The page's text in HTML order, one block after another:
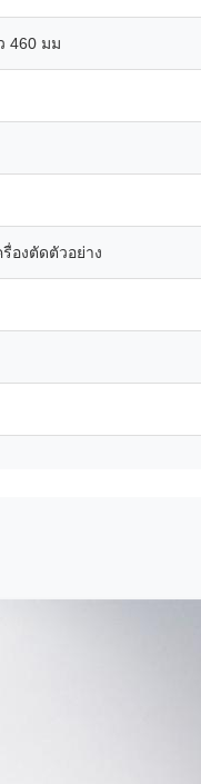
460 มม
องตัดตัวอย่าง